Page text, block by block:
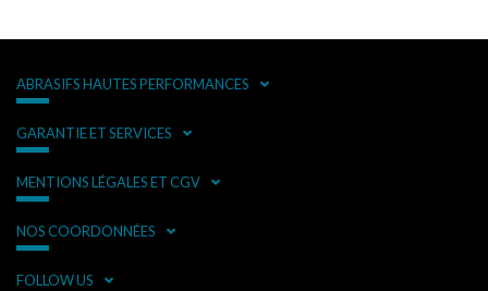
ABRASIFS HAUTES PERFORMANCES
GARANTIE ET SERVICES
MENTIONS LÉGALES ET CGV
NOS COORDONNÉES
FOLLOW US